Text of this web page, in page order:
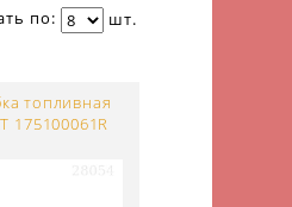
по: шт.
топливная
175100061R